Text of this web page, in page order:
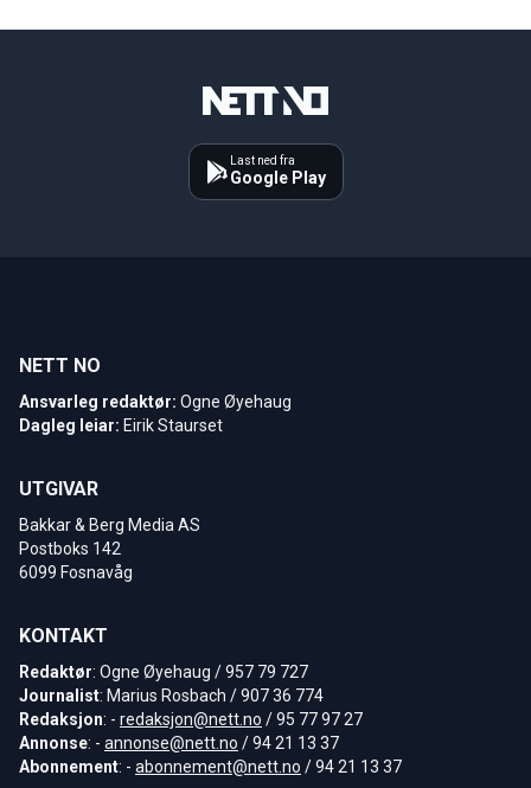
Last ned fra
Google Play
NETT NO
Ansvarleg redaktør: Ogne Øyehaug
Dagleg leiar: Eirik Staurset
UTGIVAR
Bakkar & Berg Media AS
Postboks 142
6099 Fosnavåg
KONTAKT
Redaktør: Ogne Øyehaug / 957 79 727
Journalist: Marius Rosbach / 907 36 774
Redaksjon: - redaksjon@nett.no / 95 77 97 27
Annonse: - annonse@nett.no / 94 21 13 37
Abonnement: - abonnement@nett.no / 94 21 13 37